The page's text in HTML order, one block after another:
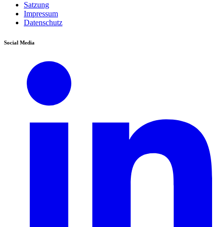
Satzung
Impressum
Datenschutz
Social Media